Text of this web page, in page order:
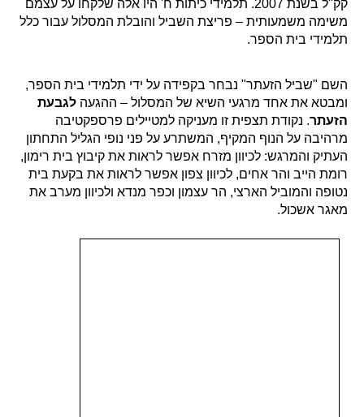
קק"ל בשנת 2007. תלמידי כיתות ח' היו אלה שלקחו על עצמם
משימה משמעותית – פריצת השביל והובלת המסלול עבור כלל
תלמידי בית הספר.
השם "שביל הזעתר" נבחר בקפידה על ידי תלמידי בית הספר,
ומבטא את אחד מרגעי השיא של המסלול – ההגעה לגבעת
הזעתר. נקודת תצפית זו מעניקה למטיילים פרספקטיבה
מרהיבה על הנוף המקיף, המשתרע על פני נופי הגליל התחתון
העתיק והמרגש: לכיוון מזרח אפשר לראות את קיבוץ בית רימון,
רומת הייב והר אחים, לכיוון צפון אפשר לראות את בקעת בית
נטופה והמוביל הארצי, הר עצמון וכפר מנדא ולכיוון מערב את
מאגר אשכול.